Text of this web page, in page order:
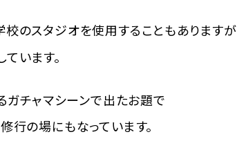
のスタジオを使用することもありますが
います。
ガチャマシーンで出たお題で
行の場にもなっています。